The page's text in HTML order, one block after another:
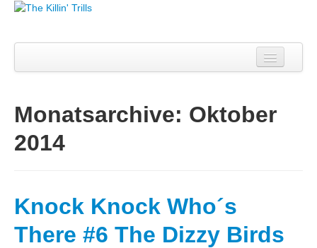
Knock Knock Who´s There?
Konzerte
Kontakt
Monatsarchive: Oktober
2014
Knock Knock Who´s
There #6 The Dizzy Birds